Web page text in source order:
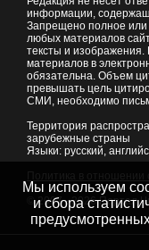
информации,
Запрещено полное или
любых материалов
тексты и
материалов в
обязательна. Объем
превышать цель
СМИ, необходимо
Территория
зарубежные страны
Языки: русский,
© 2007 - 2026Портал
Мы используем
и сбора